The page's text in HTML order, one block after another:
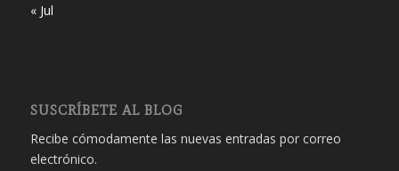
« Jul
SUSCRÍBETE AL BLOG
Recibe cómodamente las nuevas entradas por correo
electrónico.